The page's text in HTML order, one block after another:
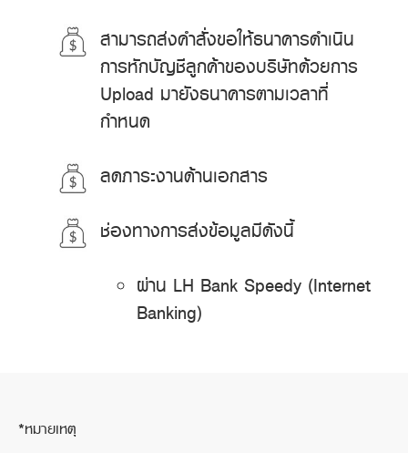
สามารถส่งคำสั่งขอให้ธนาคารดำเนิน
การหักบัญชีลูกค้าของบริษัทด้วยการ
Upload มายังธนาคารตามเวลาที่
กำหนด
ลดภาระงานด้านเอกสาร
ช่องทางการส่งข้อมูลมีดังนี้
ผ่าน LH Bank Speedy (Internet
Banking)
*หมายเหตุ